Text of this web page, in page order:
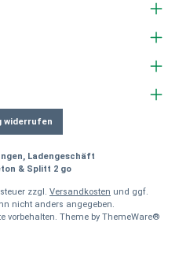
widerrufen
Ladengeschäft
& Splitt 2 go
zzgl. Versandkosten und ggf.
nicht anders angegeben.
vorbehalten. Theme by ThemeWare®